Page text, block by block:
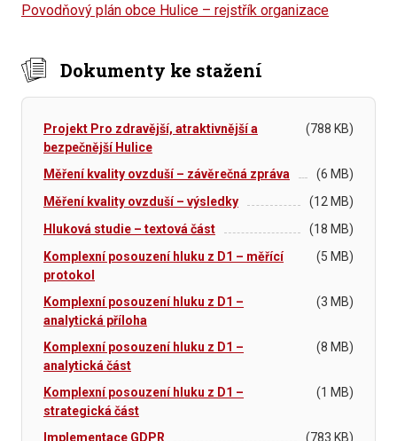
Povodňový plán obce Hulice – rejstřík organizace
Dokumenty ke stažení
Projekt Pro zdravější, atraktivnější a
bezpečnější Hulice
(788 KB)
Měření kvality ovzduší – závěrečná zpráva
(6 MB)
Měření kvality ovzduší – výsledky
(12 MB)
Hluková studie – textová část
(18 MB)
Komplexní posouzení hluku z D1 – měřící
protokol
(5 MB)
Komplexní posouzení hluku z D1 –
analytická příloha
(3 MB)
Komplexní posouzení hluku z D1 –
analytická část
(8 MB)
Komplexní posouzení hluku z D1 –
strategická část
(1 MB)
Implementace GDPR
(783 KB)